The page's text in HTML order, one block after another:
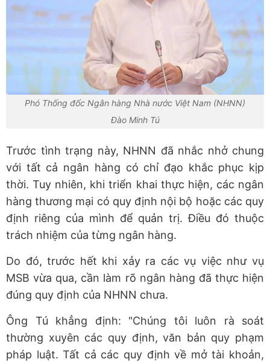
Phó Thống đốc Ngân hàng Nhà nước Việt Nam (NHNN)
Đào Minh Tú
Trước tình trạng này, NHNN đã nhắc nhở chung
với tất cả ngân hàng có chỉ đạo khắc phục kịp
thời. Tuy nhiên, khi triển khai thực hiện, các ngân
hàng thương mại có quy định nội bộ hoặc các quy
định riêng của mình để quản trị. Điều đó thuộc
trách nhiệm của từng ngân hàng.
Do đó, trước hết khi xảy ra các vụ việc như vụ
MSB vừa qua, cần làm rõ ngân hàng đã thực hiện
đúng quy định của NHNN chưa.
Ông Tú khẳng định: "Chúng tôi luôn rà soát
thường xuyên các quy định, văn bản quy phạm
pháp luật. Tất cả các quy định về mở tài khoản,